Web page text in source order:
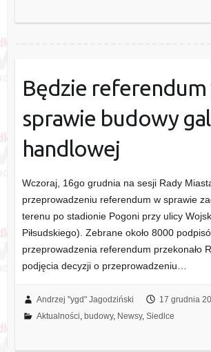
Będzie referendum
sprawie budowy
handlowej
Wczoraj, 16go grudnia na sesji Rady
przeprowadzeniu referendum w sprawie
terenu po stadionie Pogoni przy ulicy
Piłsudskiego). Zebrane około 8000
przeprowadzenia referendum przekonało
podjęcia decyzji o przeprowadzeniu…
Andrzej "ygd" Jagodziński
17 grudnia
Aktualności budowy, Newsy, Siedlce